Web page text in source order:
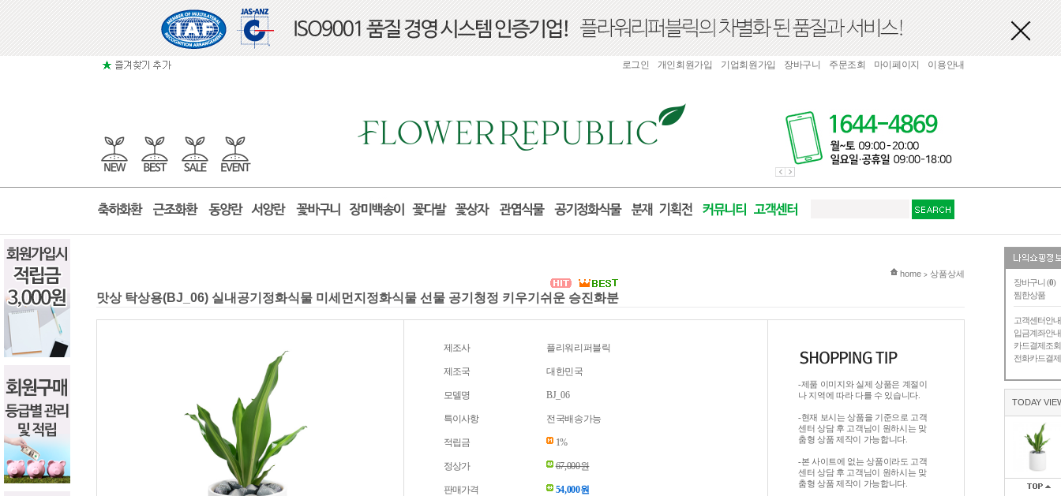
장바구니 (0)
찜한상품
고객센터안내
입금계좌안내
카드결제조회
전화카드결제
TODAY
로그인 개인회원가입 기업회원가입 장바구니 주문조회 마이페이지 이용안내
현재 위치
home > 상품상세
맛상 탁상용(BJ_06) 실내공기정화식물 미세먼지정화식물 선물 공기청정 키우기쉬운 승진화분
제조사 플리워리퍼블릭
제조국 대한민국
모델명 BJ_06
특이사항 전국배송가능
적립금 1%
정상가 67,000원
판매가격 54,000원
-제품 이미지와 실제 상품은 계절이
나 지역에 따라 다를 수 있습니다.
-현재 보시는 상품을 기준으로 고객
센터 상담 후 고객님이 원하시는 맞
춤형 상품 제작이 가능합니다.
-본 사이트에 없는 상품이라도 고객
센터 상담 후 고객님이 원하시는 맞
춤형 상품 제작이 가능합니다.